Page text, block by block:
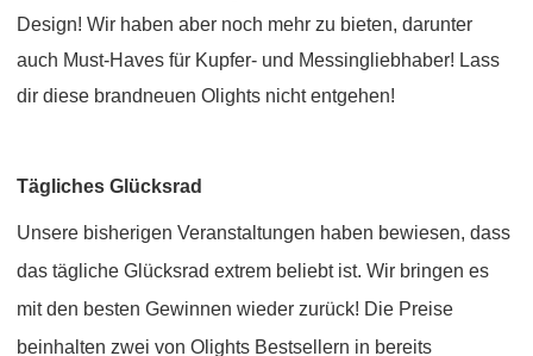
Design! Wir haben aber noch mehr zu bieten, darunter
auch Must-Haves für Kupfer- und Messingliebhaber! Lass
dir diese brandneuen Olights nicht entgehen!
Tägliches Glücksrad
Unsere bisherigen Veranstaltungen haben bewiesen, dass
das tägliche Glücksrad extrem beliebt ist. Wir bringen es
mit den besten Gewinnen wieder zurück! Die Preise
beinhalten zwei von Olights Bestsellern in bereits